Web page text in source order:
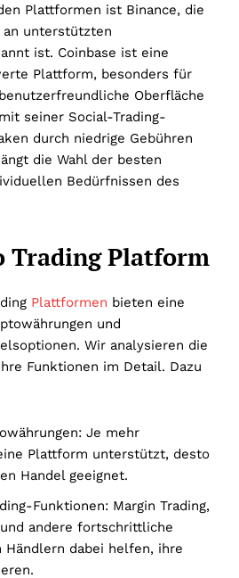
Plattformen ist Binance, die
unterstützten
ist. Coinbase ist eine
Plattform, besonders für
Oberfläche
seiner Social-Trading-
durch niedrige Gebühren
die Wahl der besten
Bedürfnissen des
Trading Platform
Plattformen bieten eine
und
Wir analysieren die
Funktionen im Detail. Dazu
Je mehr
Plattform unterstützt, desto
Handel geeignet.
Funktionen: Margin Trading,
andere fortschrittliche
Händlern dabei helfen, ihre